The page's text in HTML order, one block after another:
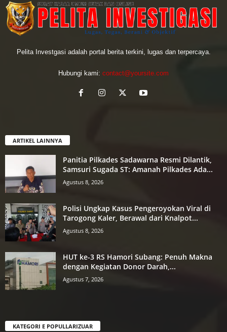
Pelita Investgasi adalah portal berita terkini, lugas dan terpercaya.
Hubungi kami: contact@yoursite.com
ARTIKEL LAINNYA
Panitia Pilkades Sadawarna Resmi Dilantik,
Samsuri Sugada ST: Amanah Pilkades Ada...
Agustus 8, 2026
Polisi Ungkap Kasus Pengeroyokan Viral di
Tarogong Kaler, Berawal dari Knalpot...
Agustus 8, 2026
HUT ke-3 RS Hamori Subang: Penuh Makna
dengan Kegiatan Donor Darah,...
Agustus 7, 2026
KATEGORI E POPULLARIZUAR